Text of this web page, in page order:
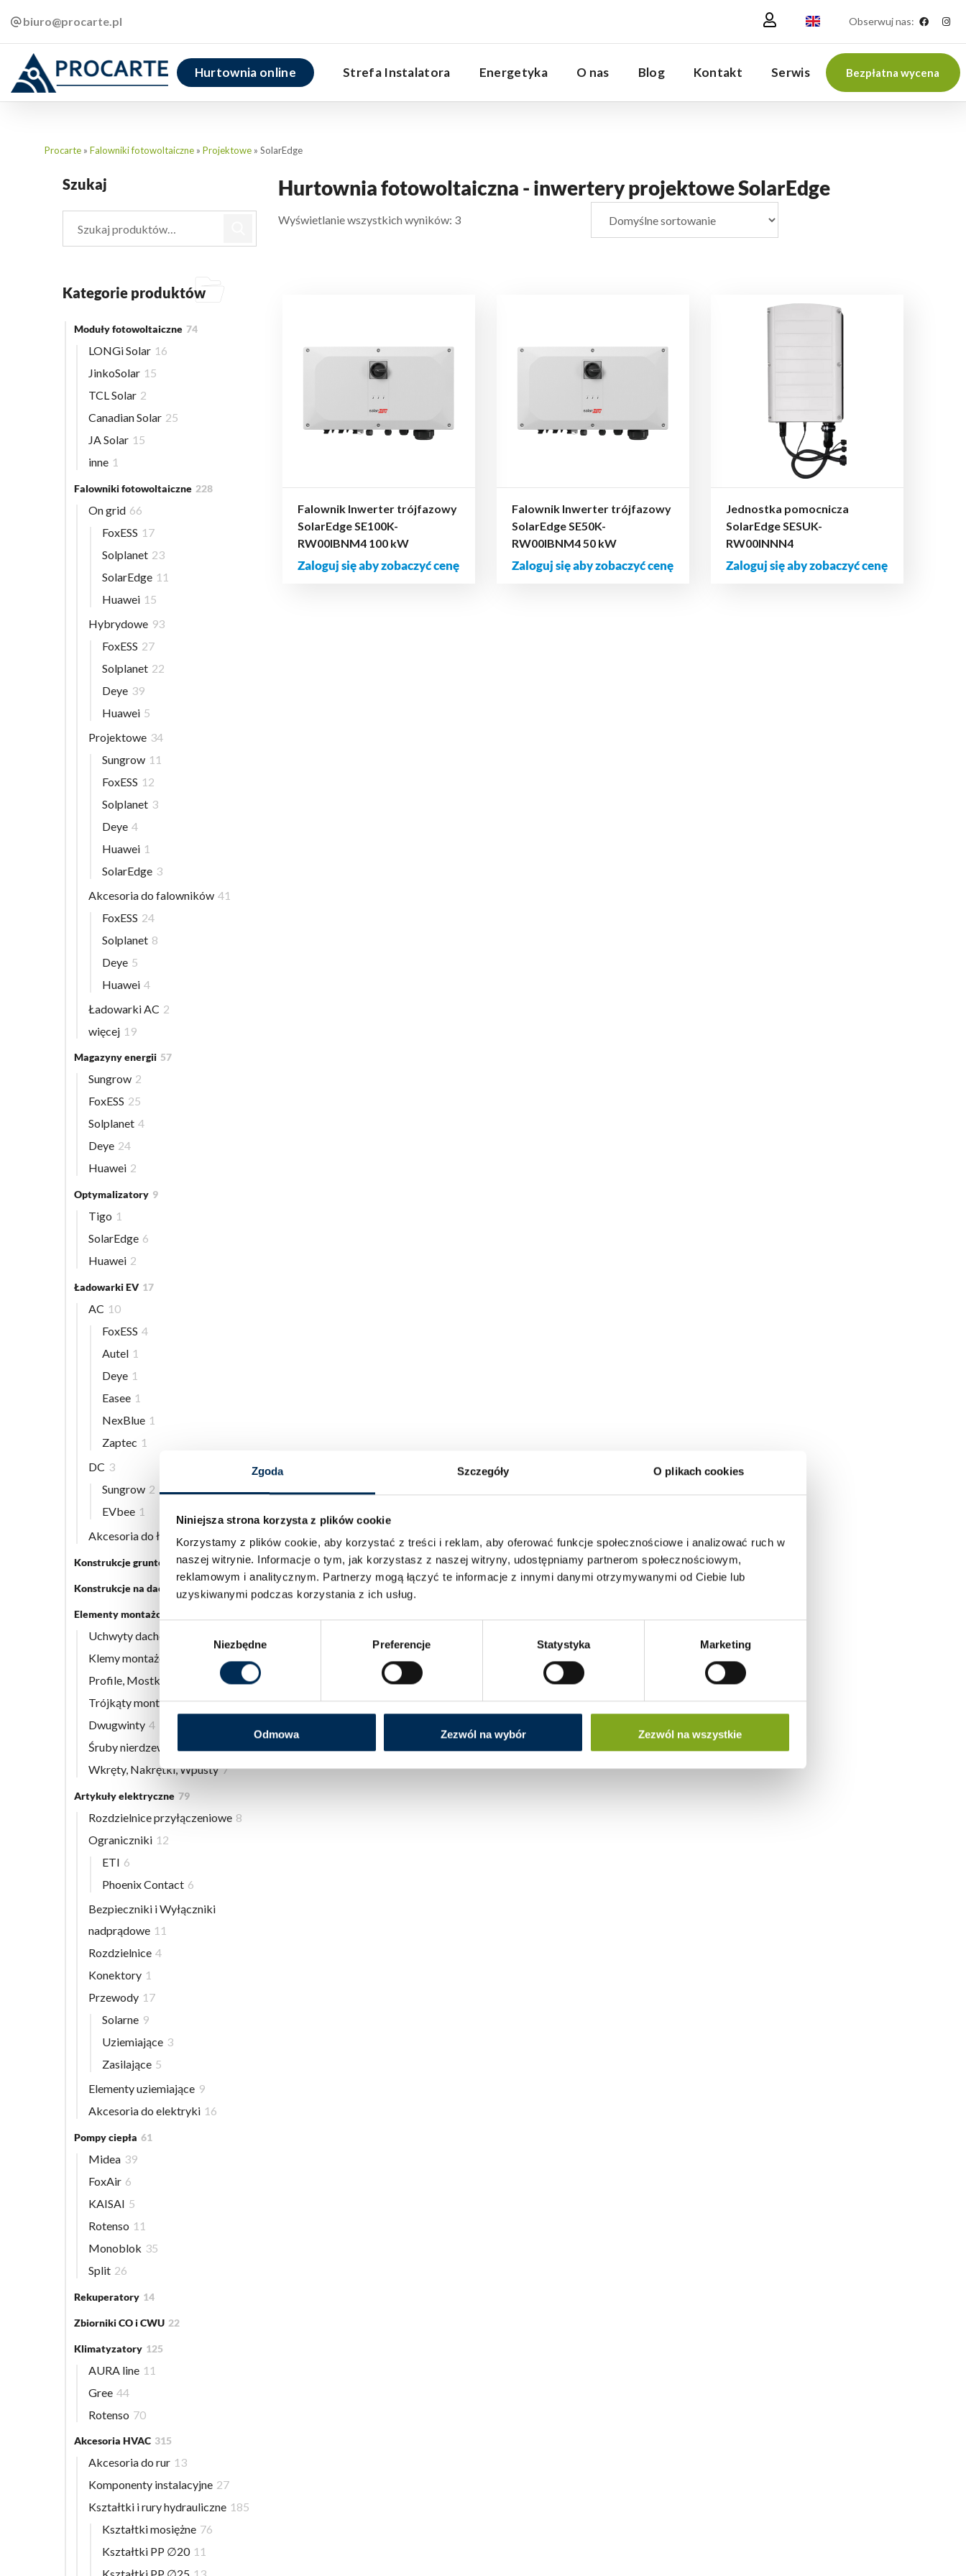
Zgoda Szczegóły O plikach cookies
Niniejsza strona korzysta z plików cookie
Korzystamy z plików cookie, aby korzystać z treści i reklam, aby oferować funkcje społecznościowe i analizować ruch w
naszej witrynie. Informacje o tym, jak korzystasz z naszej witryny, udostępniamy partnerom społecznościowym,
reklamowym i analitycznym. Partnerzy mogą łączyć te informacje z innymi danymi otrzymywanymi od Ciebie lub
uzyskiwanymi podczas korzystania z ich usług.
Niezbędne Preferencje Statystyka Marketing
Odmowa Zezwól na wybór Zezwól na wszystkie
biuro@procarte.pl Obserwuj nas:
Hurtownia online Strefa Instalatora Energetyka O nas Blog Kontakt Serwis Bezpłatna wycena
Procarte » Falowniki fotowoltaiczne » Projektowe » SolarEdge
Hurtownia fotowoltaiczna - inwertery projektowe SolarEdge
Wyświetlanie wszystkich wyników: 3
Falownik Inwerter trójfazowy
SolarEdge SE100K-
RW00IBNM4 100 kW
Zaloguj się aby zobaczyć cenę
Falownik Inwerter trójfazowy
SolarEdge SE50K-
RW00IBNM4 50 kW
Zaloguj się aby zobaczyć cenę
Jednostka pomocnicza
SolarEdge SESUK-
RW00INNN4
Zaloguj się aby zobaczyć cenę
Szukaj
Kategorie produktów
Moduły fotowoltaiczne 74
LONGi Solar 16
JinkoSolar 15
TCL Solar 2
Canadian Solar 25
JA Solar 15
inne 1
Falowniki fotowoltaiczne 228
On grid 66
FoxESS 17
Solplanet 23
SolarEdge 11
Huawei 15
Hybrydowe 93
FoxESS 27
Solplanet 22
Deye 39
Huawei 5
Projektowe 34
Sungrow 11
FoxESS 12
Solplanet 3
Deye 4
Huawei 1
SolarEdge 3
Akcesoria do falowników 41
FoxESS 24
Solplanet 8
Deye 5
Huawei 4
Ładowarki AC 2
więcej 19
Magazyny energii 57
Sungrow 2
FoxESS 25
Solplanet 4
Deye 24
Huawei 2
Optymalizatory 9
Tigo 1
SolarEdge 6
Huawei 2
Ładowarki EV 17
AC 10
FoxESS 4
Autel 1
Deye 1
Easee 1
NexBlue 1
Zaptec 1
DC 3
Sungrow 2
EVbee 1
Akcesoria do ładowarek EV
Konstrukcje gruntowe 5
Konstrukcje na dach płaski 3
Elementy montażowe
Uchwyty dachowe
Klemy montażowe
Profile, Mostki
Trójkąty montażowe 3
Dwugwinty 4
Śruby nierdzewne
Wkręty, Nakrętki, Wpusty 7
Artykuły elektryczne 79
Rozdzielnice przyłączeniowe 8
Ograniczniki 12
ETI 6
Phoenix Contact 6
Bezpieczniki i Wyłączniki
nadprądowe 11
Rozdzielnice 4
Konektory 1
Przewody 17
Solarne 9
Uziemiające 3
Zasilające 5
Elementy uziemiające 9
Akcesoria do elektryki 16
Pompy ciepła 61
Midea 39
FoxAir 6
KAISAI 5
Rotenso 11
Monoblok 35
Split 26
Rekuperatory 14
Zbiorniki CO i CWU 22
Klimatyzatory 125
AURA line 11
Gree 44
Rotenso 70
Akcesoria HVAC 315
Akcesoria do rur 13
Komponenty instalacyjne 27
Kształtki i rury hydrauliczne 185
Kształtki mosiężne 76
Kształtki PP ∅20 11